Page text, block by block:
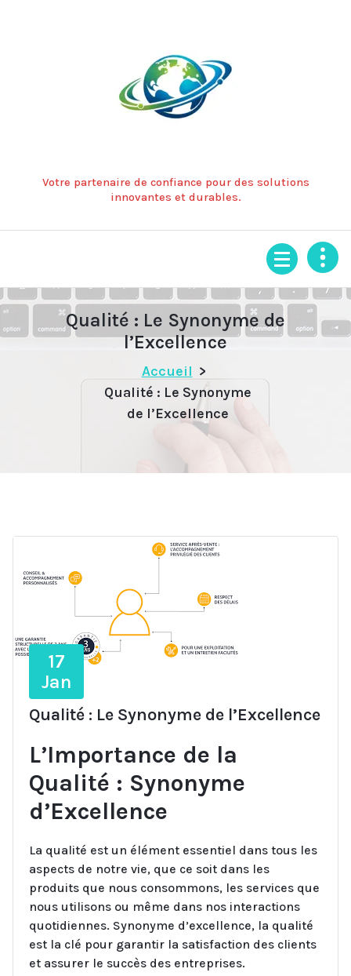
Votre partenaire de confiance pour des solutions
innovantes et durables.
Qualité : Le Synonyme de
l’Excellence
Accueil >
Qualité : Le Synonyme
de l’Excellence
17
Jan
Qualité : Le Synonyme de l’Excellence
L’Importance de la
Qualité : Synonyme
d’Excellence
La qualité est un élément essentiel dans tous les
aspects de notre vie, que ce soit dans les
produits que nous consommons, les services que
nous utilisons ou même dans nos interactions
quotidiennes. Synonyme d’excellence, la qualité
est la clé pour garantir la satisfaction des clients
et assurer le succès des entreprises.